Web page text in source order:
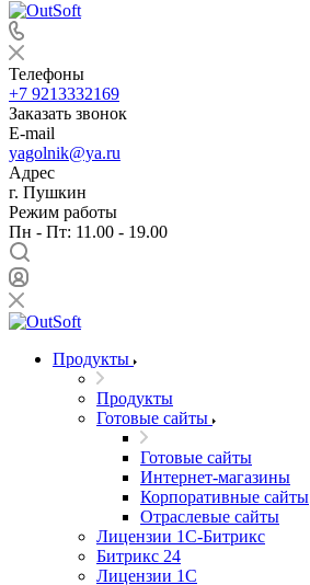
Телефоны
+7 9213332169
Заказать звонок
E-mail
yagolnik@ya.ru
Адрес
г. Пушкин
Режим работы
Пн - Пт: 11.00 - 19.00
Продукты
Продукты
Готовые сайты
Готовые сайты
Интернет-магазины
Корпоративные сайты
Отраслевые сайты
Лицензии 1С-Битрикс
Битрикс 24
Лицензии 1С